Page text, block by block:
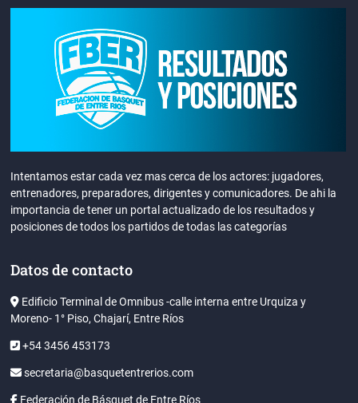
Intentamos estar cada vez mas cerca de los actores: jugadores,
entrenadores, preparadores, dirigentes y comunicadores. De ahi la
importancia de tener un portal actualizado de los resultados y
posiciones de todos los partidos de todas las categorías
Datos de contacto
Edificio Terminal de Omnibus -calle interna entre Urquiza y
Moreno- 1° Piso, Chajarí, Entre Ríos
+54 3456 453173
secretaria@basquetentrerios.com
Federación de Básquet de Entre Ríos